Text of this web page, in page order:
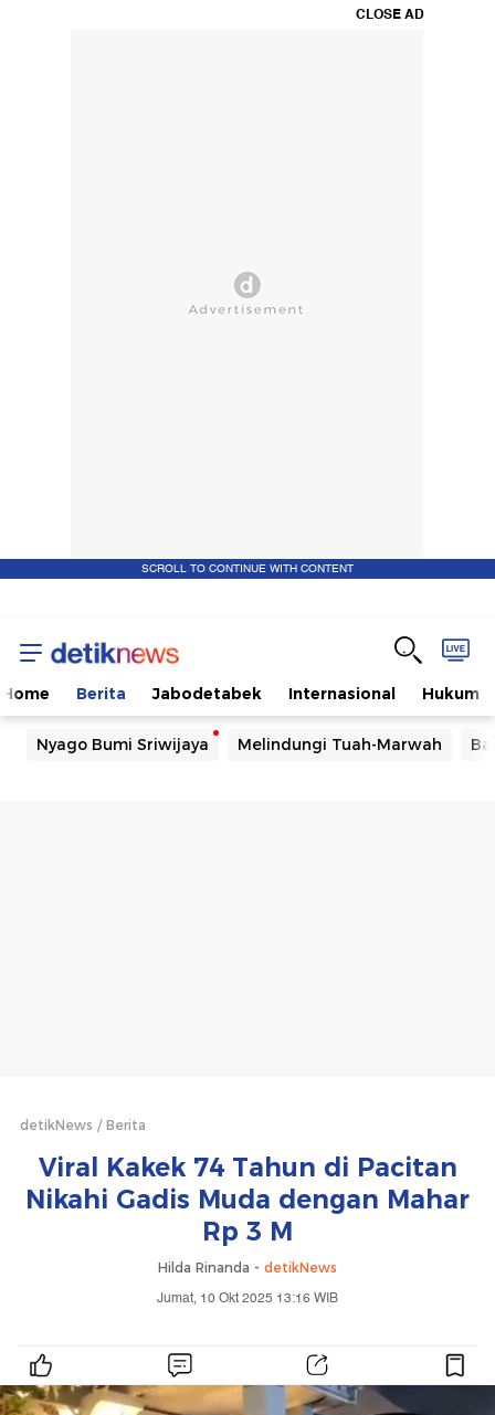
CLOSE AD
SCROLL TO CONTINUE WITH CONTENT
Home Berita Jabodetabek Internasional Hukum
Nyago Bumi Sriwijaya Melindungi Tuah-Marwah
detikNews Berita
Viral Kakek 74 Tahun di Pacitan
Nikahi Gadis Muda dengan Mahar
Rp 3 M
Hilda Rinanda - detikNews
Jumat, 10 Okt 2025 13:16 WIB